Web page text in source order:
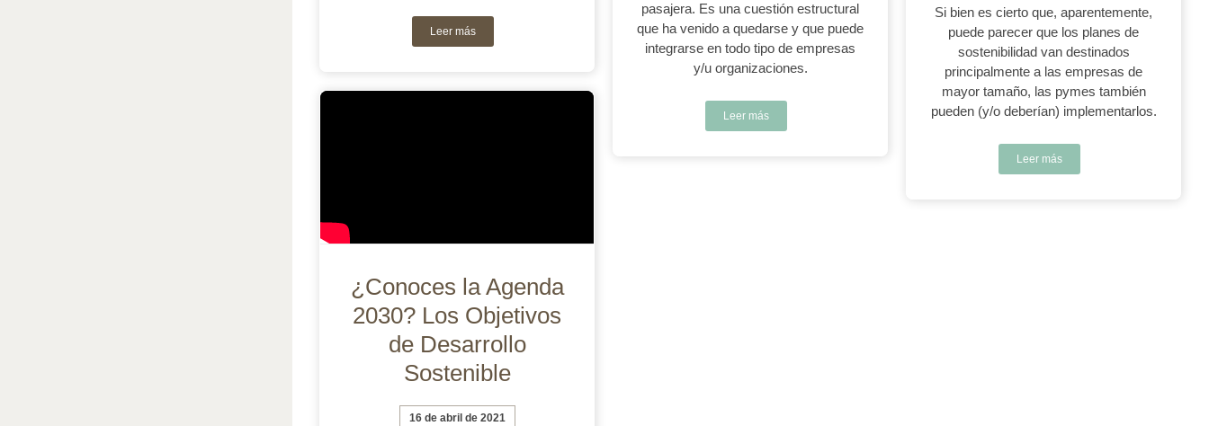
Leer más
Si bien es cierto que, aparentemente,
puede parecer que los planes de
sostenibilidad van destinados
principalmente a las empresas de
mayor tamaño, las pymes también
pueden (y/o deberían) implementarlos.
Leer más
pasajera. Es una cuestión estructural
que ha venido a quedarse y que puede
integrarse en todo tipo de empresas
y/u organizaciones.
Leer más
¿Conoces la Agenda
2030? Los Objetivos
de Desarrollo
Sostenible
16 de abril de 2021